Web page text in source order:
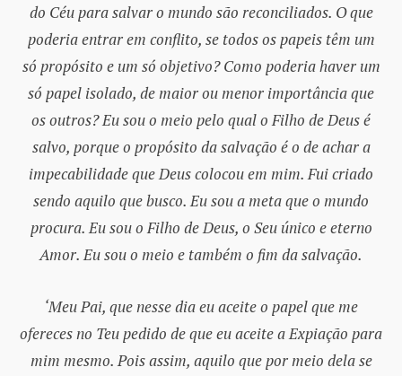
do Céu para salvar o mundo são reconciliados. O que
poderia entrar em conflito, se todos os papeis têm um
só propósito e um só objetivo? Como poderia haver um
só papel isolado, de maior ou menor importância que
os outros? Eu sou o meio pelo qual o Filho de Deus é
salvo, porque o propósito da salvação é o de achar a
impecabilidade que Deus colocou em mim. Fui criado
sendo aquilo que busco. Eu sou a meta que o mundo
procura. Eu sou o Filho de Deus, o Seu único e eterno
Amor. Eu sou o meio e também o fim da salvação.
‘Meu Pai, que nesse dia eu aceite o papel que me
ofereces no Teu pedido de que eu aceite a Expiação para
mim mesmo. Pois assim, aquilo que por meio dela se